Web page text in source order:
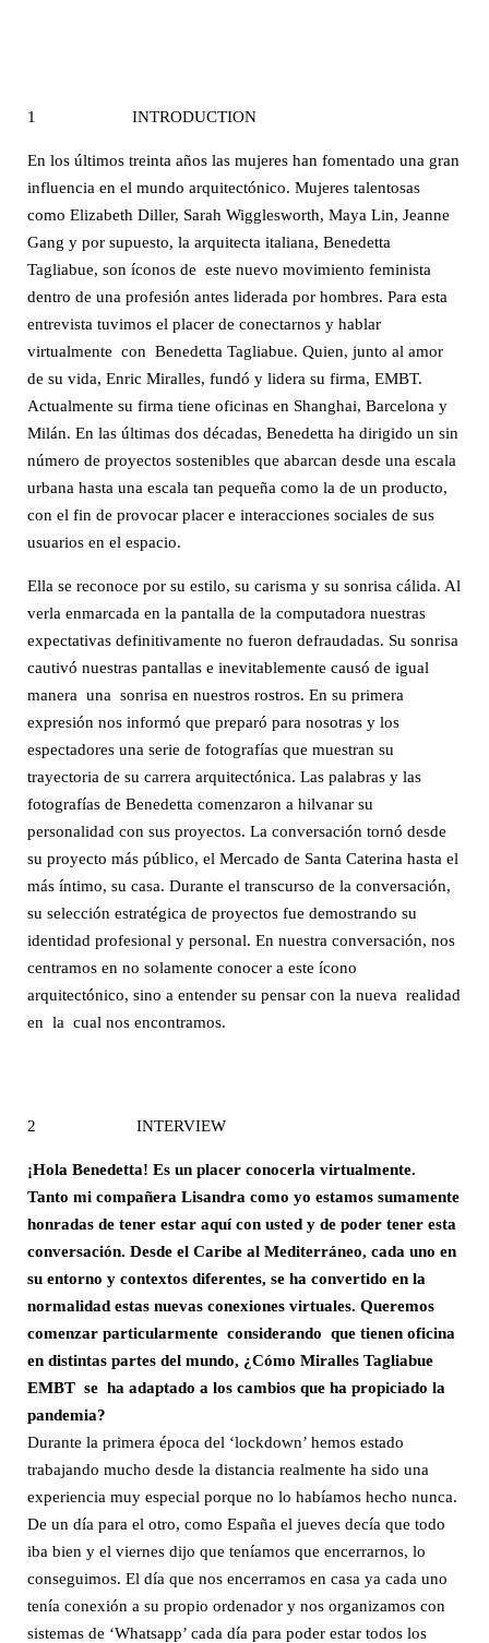
1 INTRODUCTION
En los últimos treinta años las mujeres han fomentado una gran
influencia en el mundo arquitectónico. Mujeres talentosas
como Elizabeth Diller, Sarah Wigglesworth, Maya Lin, Jeanne
Gang y por supuesto, la arquitecta italiana, Benedetta
Tagliabue, son íconos de este nuevo movimiento feminista
dentro de una profesión antes liderada por hombres. Para esta
entrevista tuvimos el placer de conectarnos y hablar
virtualmente con Benedetta Tagliabue. Quien, junto al amor
de su vida, Enric Miralles, fundó y lidera su firma, EMBT.
Actualmente su firma tiene oficinas en Shanghai, Barcelona y
Milán. En las últimas dos décadas, Benedetta ha dirigido un sin
número de proyectos sostenibles que abarcan desde una escala
urbana hasta una escala tan pequeña como la de un producto,
con el fin de provocar placer e interacciones sociales de sus
usuarios en el espacio.
Ella se reconoce por su estilo, su carisma y su sonrisa cálida. Al
verla enmarcada en la pantalla de la computadora nuestras
expectativas definitivamente no fueron defraudadas. Su sonrisa
cautivó nuestras pantallas e inevitablemente causó de igual
manera una sonrisa en nuestros rostros. En su primera
expresión nos informó que preparó para nosotras y los
espectadores una serie de fotografías que muestran su
trayectoria de su carrera arquitectónica. Las palabras y las
fotografías de Benedetta comenzaron a hilvanar su
personalidad con sus proyectos. La conversación tornó desde
su proyecto más público, el Mercado de Santa Caterina hasta el
más íntimo, su casa. Durante el transcurso de la conversación,
su selección estratégica de proyectos fue demostrando su
identidad profesional y personal. En nuestra conversación, nos
centramos en no solamente conocer a este ícono
arquitectónico, sino a entender su pensar con la nueva realidad
en la cual nos encontramos.
2 INTERVIEW
¡Hola Benedetta! Es un placer conocerla virtualmente.
Tanto mi compañera Lisandra como yo estamos sumamente
honradas de tener estar aquí con usted y de poder tener esta
conversación. Desde el Caribe al Mediterráneo, cada uno en
su entorno y contextos diferentes, se ha convertido en la
normalidad estas nuevas conexiones virtuales. Queremos
comenzar particularmente considerando que tienen oficina
en distintas partes del mundo, ¿Cómo Miralles Tagliabue
EMBT se ha adaptado a los cambios que ha propiciado la
pandemia?
Durante la primera época del ‘lockdown’ hemos estado
trabajando mucho desde la distancia realmente ha sido una
experiencia muy especial porque no lo habíamos hecho nunca.
De un día para el otro, como España el jueves decía que todo
iba bien y el viernes dijo que teníamos que encerrarnos, lo
conseguimos. El día que nos encerramos en casa ya cada uno
tenía conexión a su propio ordenador y nos organizamos con
sistemas de ‘Whatsapp’ cada día para poder estar todos los